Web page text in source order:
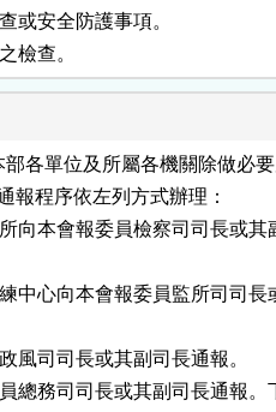
或安全防護事項。
檢查。
各單位及所屬各機關除做必
報程序依左列方式辦理：
向本會報委員檢察司司長或其
中心向本會報委員監所司司長
風司司長或其副司長通報。
總務司司長或其副司長通報。